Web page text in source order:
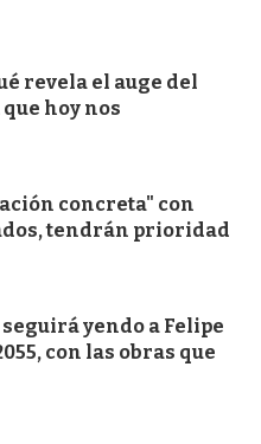
revela el auge del
hoy nos
concreta" con
tendrán prioridad
yendo a Felipe
con las obras que